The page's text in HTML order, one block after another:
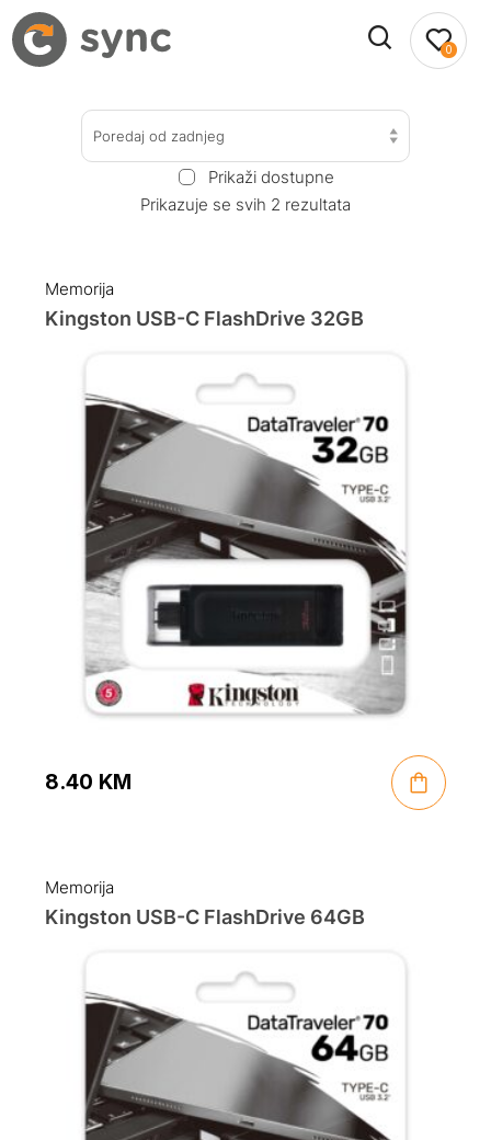
0
Poredaj od zadnjeg
Prikaži dostupne
Prikazuje se svih 2 rezultata
Memorija
Kingston USB-C FlashDrive 32GB
8.40 KM
Memorija
Kingston USB-C FlashDrive 64GB